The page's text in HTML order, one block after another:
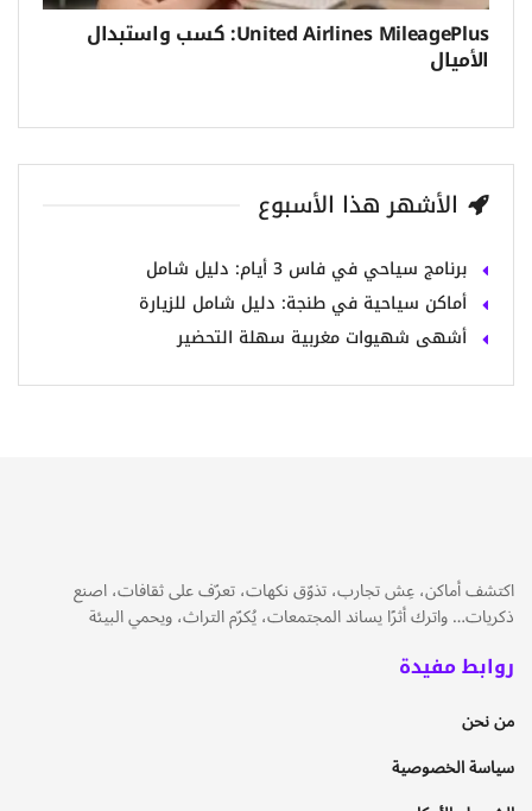
United Airlines MileagePlus: كسب واستبدال
الأميال
الأشهر هذا الأسبوع
برنامج سياحي في فاس 3 أيام: دليل شامل
أماكن سياحية في طنجة: دليل شامل للزيارة
أشهى شهيوات مغربية سهلة التحضير
اكتشف أماكن، عِش تجارب، تذوّق نكهات، تعرّف على ثقافات، اصنع
ذكريات… واترك أثرًا يساند المجتمعات، يُكرّم التراث، ويحمي البيئة
روابط مفيدة
من نحن
سياسة الخصوصية